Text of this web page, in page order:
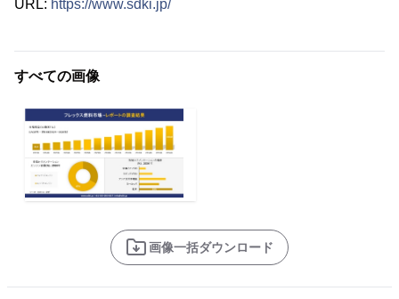
URL: https://www.sdki.jp/
すべての画像
画像一括ダウンロード